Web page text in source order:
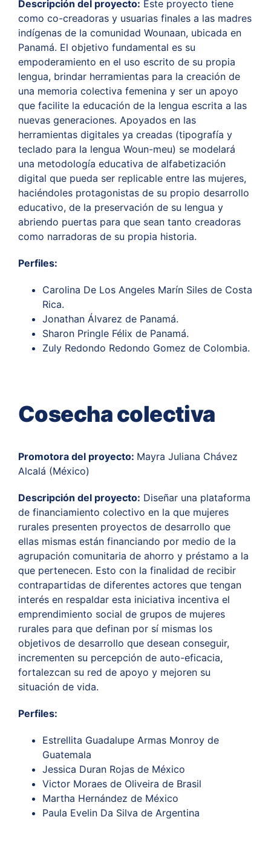
Descripción del proyecto: Este proyecto tiene
como co-creadoras y usuarias finales a las madres
indígenas de la comunidad Wounaan, ubicada en
Panamá. El objetivo fundamental es su
empoderamiento en el uso escrito de su propia
lengua, brindar herramientas para la creación de
una memoria colectiva femenina y ser un apoyo
que facilite la educación de la lengua escrita a las
nuevas generaciones. Apoyados en las
herramientas digitales ya creadas (tipografía y
teclado para la lengua Woun-meu) se modelará
una metodología educativa de alfabetización
digital que pueda ser replicable entre las mujeres,
haciéndoles protagonistas de su propio desarrollo
educativo, de la preservación de su lengua y
abriendo puertas para que sean tanto creadoras
como narradoras de su propia historia.
Perfiles:
Carolina De Los Angeles Marín Siles de Costa
Rica.
Jonathan Álvarez de Panamá.
Sharon Pringle Félix de Panamá.
Zuly Redondo Redondo Gomez de Colombia.
Cosecha colectiva
Promotora del proyecto: Mayra Juliana Chávez
Alcalá (México)
Descripción del proyecto: Diseñar una plataforma
de financiamiento colectivo en la que mujeres
rurales presenten proyectos de desarrollo que
ellas mismas están financiando por medio de la
agrupación comunitaria de ahorro y préstamo a la
que pertenecen. Esto con la finalidad de recibir
contrapartidas de diferentes actores que tengan
interés en respaldar esta iniciativa incentiva el
emprendimiento social de grupos de mujeres
rurales para que definan por sí mismas los
objetivos de desarrollo que desean conseguir,
incrementen su percepción de auto-eficacia,
fortalezcan su red de apoyo y mejoren su
situación de vida.
Perfiles:
Estrellita Guadalupe Armas Monroy de
Guatemala
Jessica Duran Rojas de México
Victor Moraes de Oliveira de Brasil
Martha Hernández de México
Paula Evelin Da Silva de Argentina